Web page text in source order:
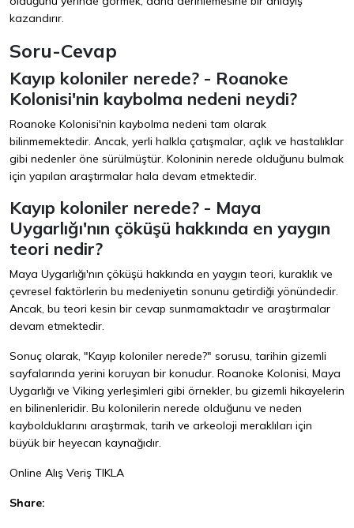
kazandırır.
Soru-Cevap
Kayıp koloniler nerede? - Roanoke
Kolonisi'nin kaybolma nedeni neydi?
Roanoke Kolonisi'nin kaybolma nedeni tam olarak
bilinmemektedir. Ancak, yerli halkla çatışmalar, açlık ve hastalıklar
gibi nedenler öne sürülmüştür. Koloninin nerede olduğunu bulmak
için yapılan araştırmalar hala devam etmektedir.
Kayıp koloniler nerede? - Maya
Uygarlığı'nın çöküşü hakkında en yaygın
teori nedir?
Maya Uygarlığı'nın çöküşü hakkında en yaygın teori, kuraklık ve
çevresel faktörlerin bu medeniyetin sonunu getirdiği yönündedir.
Ancak, bu teori kesin bir cevap sunmamaktadır ve araştırmalar
devam etmektedir.
Sonuç olarak, "Kayıp koloniler nerede?" sorusu, tarihin gizemli
sayfalarında yerini koruyan bir konudur. Roanoke Kolonisi, Maya
Uygarlığı ve Viking yerleşimleri gibi örnekler, bu gizemli hikayelerin
en bilinenleridir. Bu kolonilerin nerede olduğunu ve neden
kaybolduklarını araştırmak, tarih ve arkeoloji meraklıları için
büyük bir heyecan kaynağıdır.
Online Alış Veriş TIKLA
Share: